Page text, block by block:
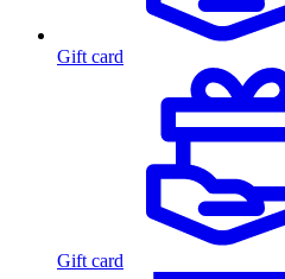
Gift card
Gift card